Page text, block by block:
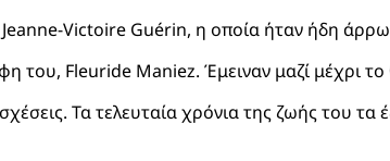
Victoire Guérin, η οποία ήταν ήδη
του, Fleuride Maniez. Έμειναν μαζί μέχρι
Τα τελευταία χρόνια της ζωής του τα